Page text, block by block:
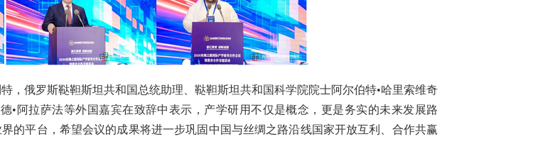
，俄罗斯鞑靼斯坦共和国总统助理、鞑靼斯坦共和国科学院院士阿尔伯特•哈里索维奇
•阿拉萨法等外国嘉宾在致辞中表示，产学研用不仅是概念，更是务实的未来发展路
的平台，希望会议的成果将进一步巩固中国与丝绸之路沿线国家开放互利、合作共赢